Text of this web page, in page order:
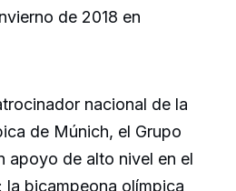
de 2018 en
nacional de la
de Múnich, el Grupo
apoyo de alto nivel en el
bicampeona olímpica